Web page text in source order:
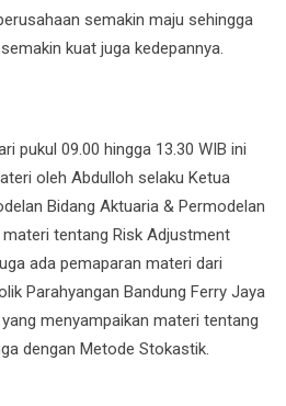
semakin maju sehingga
kuat juga kedepannya.
pukul 09.00 hingga 13.30 WIB ini
oleh Abdulloh selaku Ketua
Bidang Aktuaria & Permodelan
tentang Risk Adjustment
ada pemaparan materi dari
Parahyangan Bandung Ferry Jaya
menyampaikan materi tentang
dengan Metode Stokastik.